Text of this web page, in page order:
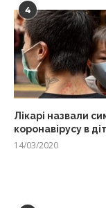
4
Лікарі назвали
коронавірусу в
14/03/2020